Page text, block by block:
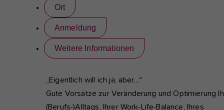
Ort
Anmeldung
Weitere Informationen
„Eigentlich will ich ja, aber…“
Gute Vorsätze zur Veränderung und Optimierung
(Berufs-)Alltags, Ihrer Work-Life-Balance, Ihres